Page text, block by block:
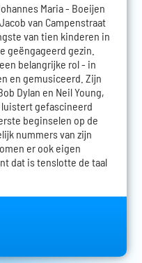
Maria - Boeijen
van Campenstraat
van tien kinderen in
geëngageerd gezin.
belangrijke rol - in
en gemusiceerd. Zijn
Dylan en Neil Young,
luistert gefascineerd
beginselen op de
nummers van zijn
er ook eigen
dat is tenslotte de taal